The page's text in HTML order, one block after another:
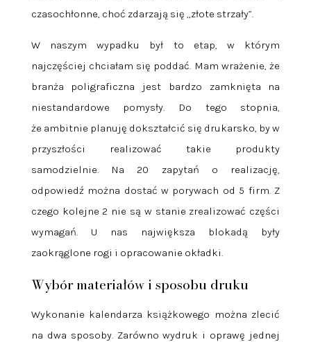
czasochłonne, choć zdarzają się „złote strzały”.
W naszym wypadku był to etap, w którym
najczęściej chciałam się poddać. Mam wrażenie, że
branża poligraficzna jest bardzo zamknięta na
niestandardowe pomysły. Do tego stopnia,
że ambitnie planuję dokształcić się drukarsko, by w
przyszłości realizować takie produkty
samodzielnie. Na 20 zapytań o realizację,
odpowiedź można dostać w porywach od 5 firm. Z
czego kolejne 2 nie są w stanie zrealizować części
wymagań. U nas największa blokadą były
zaokrąglone rogi i opracowanie okładki.
Wybór materiałów i sposobu druku
Wykonanie kalendarza książkowego można zlecić
na dwa sposoby. Zarówno wydruk i oprawę jednej